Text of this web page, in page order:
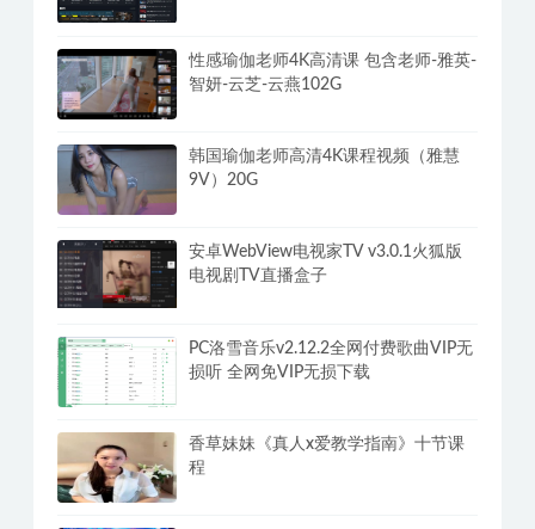
性感瑜伽老师4K高清课 包含老师-雅英-
智妍-云芝-云燕102G
韩国瑜伽老师高清4K课程视频（雅慧
9V）20G
安卓WebView电视家TV v3.0.1火狐版
电视剧TV直播盒子
PC洛雪音乐v2.12.2全网付费歌曲VIP无
损听 全网免VIP无损下载
香草妹妹《真人x爱教学指南》十节课
程